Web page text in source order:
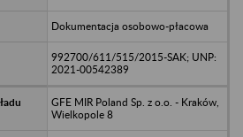
Dokumentacja osobowo-płacowa
992700/611/515/2015-SAK; UNP:
2021-00542389
GFE MIR Poland Sp. z o.o. - Kraków,
Wielkopole 8